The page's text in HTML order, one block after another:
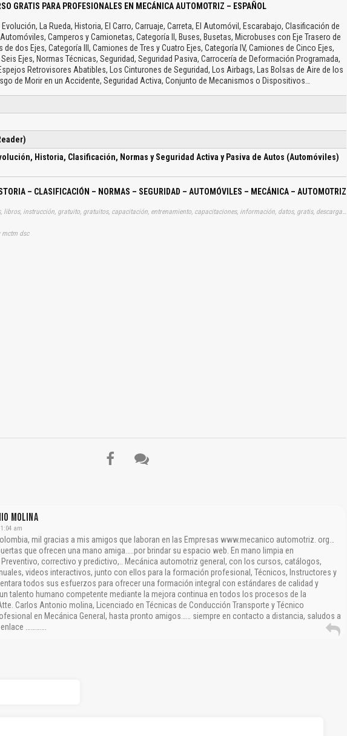
GRATIS PARA PROFESIONALES EN MECÁNICA AUTOMOTRIZ – ESPAÑOL
La Rueda, Historia, El Carro, Carruaje, Carreta, El Automóvil, Escarabajo, Clasificación de
Camperos y Camionetas, Categoría II, Buses, Busetas, Microbuses con Eje Trasero de
de dos Ejes, Categoría III, Camiones de Tres y Cuatro Ejes, Categoría IV, Camiones de Cinco Ejes,
Ejes, Normas Técnicas, Seguridad, Seguridad Pasiva, Carrocería de Deformación Programada,
Retrovisores Abatibles, Los Cinturones de Seguridad, Los Airbags, Las Bolsas de Aire de los
de Morir en un Accidente, Seguridad Activa, Conjunto de Mecanismos o Dispositivos…
Historia, Clasificación, Normas y Seguridad Activa y Pasiva de Autos (Automóviles)
– CLASIFICACIÓN – NORMAS – SEGURIDAD – AUTOMÓVILES – MECÁNICA – AUTOMOTRIZ
Tags: curso, cursos, instrucciones, libros, instrucción, gratuito, gratuitos, capacitación, entrenamiento, capacitaciones, información, datos, gratis, descargar, vehículo, vehículos, autos, auto, coche, coches, automóvil, automovil, automóviles, automoviles, evolucion, evoluciones, historias, clasificaciones, aprender, descargas, automotrices
dsc
MOLINA
am
mil gracias a mis amigos que laboran en las Empresas www.mecanico automotriz. org…
que ofrecen una mano amiga…..por brindar su espacio web. En mano limpia en
correctivo y predictivo,.. Mecánica automotriz general, con los cursos, catálogos,
videos interactivos, junto con ellos para la formación profesional, Técnicos, Instructores y
todos sus esfuerzos para ofrecer una formación integral con estándares de calidad y
talento humano competente mediante la mejora continua en todos los procesos de la
Carlos Antonio molina, Licenciado en Técnicas de Conducción Transporte y Técnico
en Mecánica General, hasta pronto amigos…… siempre en contacto a distancia, saludos a
………….